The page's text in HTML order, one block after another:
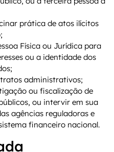
prática de atos ilícitos
Física ou Jurídica para
ou a identidade dos
administrativos;
ou fiscalização de
ou intervir em sua
agências reguladoras e
financeiro nacional.